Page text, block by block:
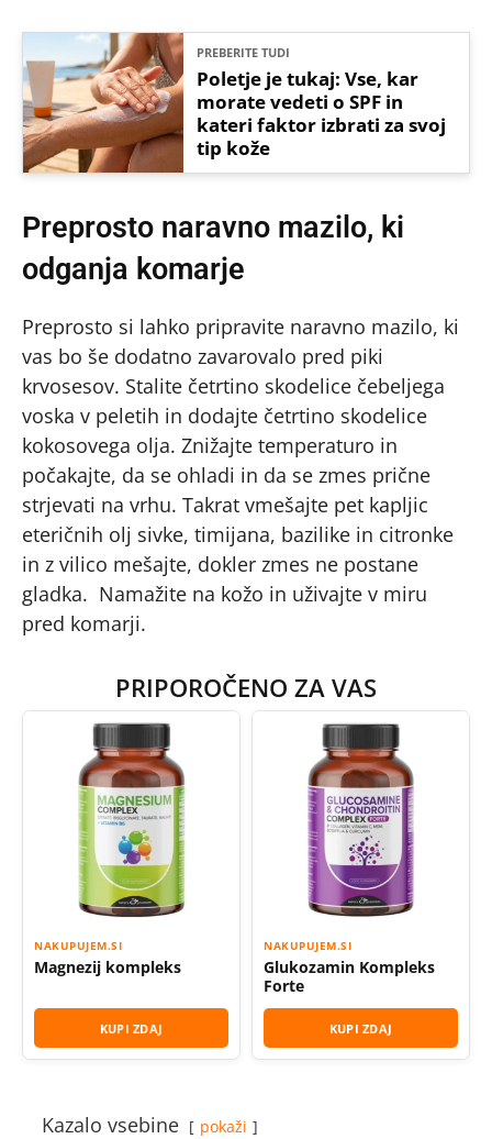
PREBERITE TUDI
Poletje je tukaj: Vse, kar
morate vedeti o SPF in
kateri faktor izbrati za svoj
tip kože
Preprosto naravno mazilo, ki
odganja komarje
Preprosto si lahko pripravite naravno mazilo, ki
vas bo še dodatno zavarovalo pred piki
krvosesov. Stalite četrtino skodelice čebeljega
voska v peletih in dodajte četrtino skodelice
kokosovega olja. Znižajte temperaturo in
počakajte, da se ohladi in da se zmes prične
strjevati na vrhu. Takrat vmešajte pet kapljic
eteričnih olj sivke, timijana, bazilike in citronke
in z vilico mešajte, dokler zmes ne postane
gladka. Namažite na kožo in uživajte v miru
pred komarji.
PRIPOROČENO ZA VAS
NAKUPUJEM.SI
Magnezij kompleks
KUPI ZDAJ
NAKUPUJEM.SI
Glukozamin Kompleks
Forte
KUPI ZDAJ
Kazalo vsebine pokaži